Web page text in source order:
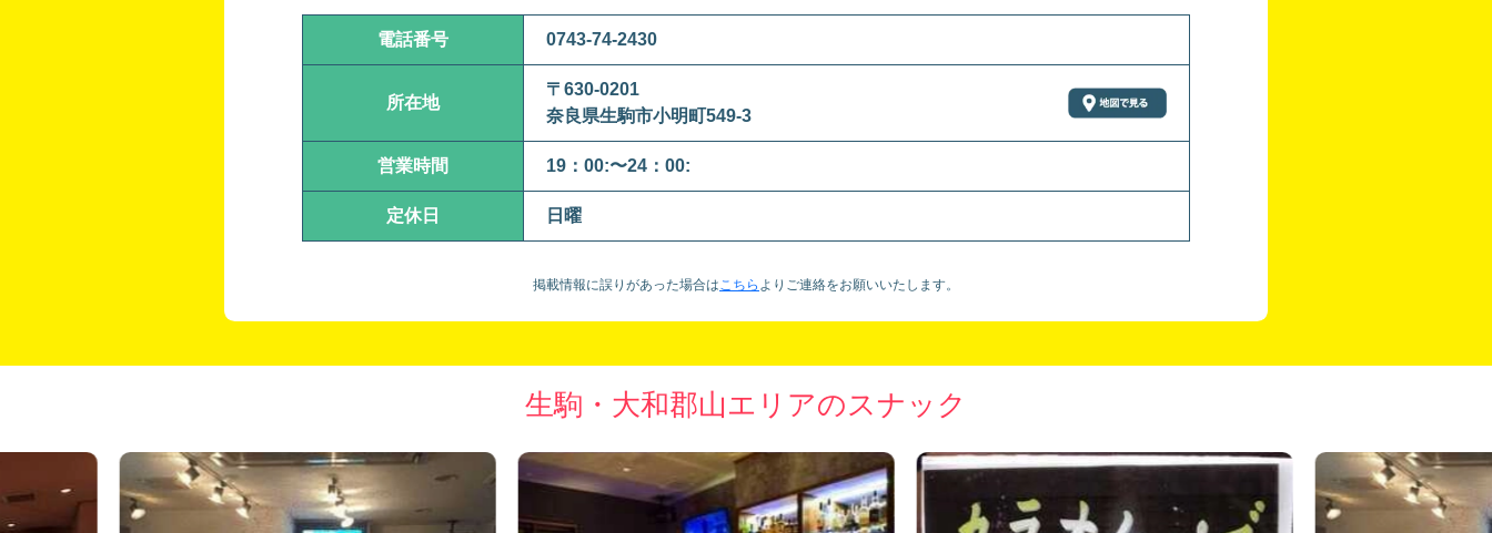
電話番号 0743-74-2430
所在地
〒630-0201
奈良県生駒市小明町549-3
営業時間 19：00:〜24：00:
定休日 日曜
掲載情報に誤りがあった場合はこちら より ご連絡をお願いいたします。
生駒・大和郡山エリアのスナック